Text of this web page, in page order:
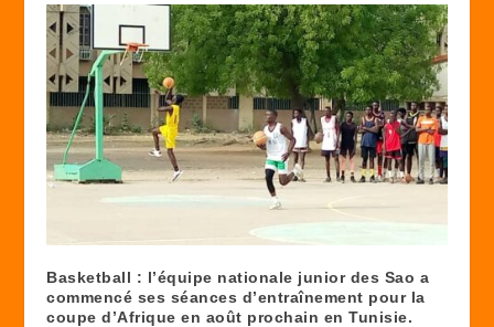
Basketball : l’équipe nationale junior des Sao a
commencé ses séances d’entraînement pour la
coupe d’Afrique en août prochain en Tunisie.